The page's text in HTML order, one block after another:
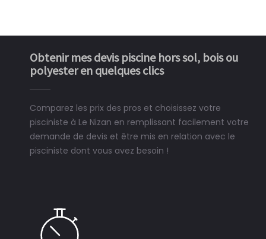
Obtenir mes devis piscine hors sol, bois ou
polyester en quelques clics
Comparez les prix des pros et choisissez votre
pisciniste à Le Nizan en remplissant facilement votre
demande de devis et être mis en relation avec le
pisciniste dont vous avez besoin !